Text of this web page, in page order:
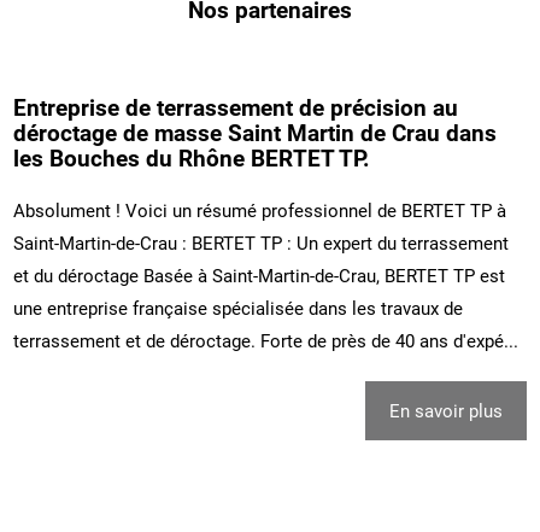
Nos partenaires
Entreprise de terrassement de précision au
déroctage de masse Saint Martin de Crau dans
les Bouches du Rhône BERTET TP.
Absolument ! Voici un résumé professionnel de BERTET TP à
Saint-Martin-de-Crau : BERTET TP : Un expert du terrassement
et du déroctage Basée à Saint-Martin-de-Crau, BERTET TP est
une entreprise française spécialisée dans les travaux de
terrassement et de déroctage. Forte de près de 40 ans d'expé...
En savoir plus